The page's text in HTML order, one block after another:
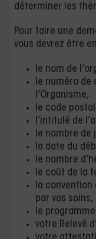
déterminer les
Pour faire une
vous devrez être
le nom de
le numéro de
l’Organisme,
le code
l’intitulé de
le nombre de
la date du
le nombre
le coût de la
la convention
par vos soins,
le
votre Relevé